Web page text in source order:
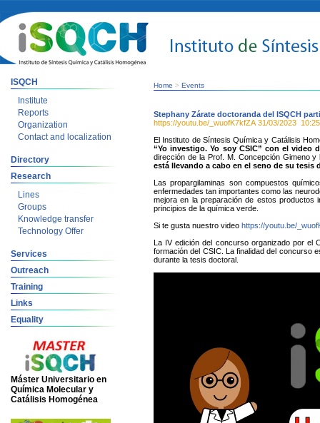
ISQCH
Institute
Reports
Organization
Contact and localization
Directory
Research
Lines
Groups
Knowledge transfer
Technology Offer
Services
Outreach
Training
Links
Equality
Máster Universitario en
Química Molecular y
Catálisis Homogénea
Home > Events
Stephany Zárate doctoranda del ISQCH
https://youtu.be/_wuofK7kfZA 31/03/2023
El Instituto de Síntesis Química y Catálisis
“Yo investigo. Yo soy CSIC” con el video
dirección de la Prof. M. Concepción Gimeno
está llevando a cabo en el seno de su tesis
Las propargilaminas son compuestos
enfermedades tan importantes como las
mejora en la preparación de estos productos
principios de la química verde.
Si te gusta nuestro video https://youtu.be/
La IV edición del concurso organizado por el
formación del CSIC. La finalidad del concurso
durante la tesis doctoral.